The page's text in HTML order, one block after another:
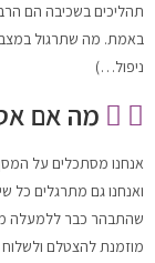
תהליכים בשכיבה הם
באמת. מה שתרגול
ניפול…)
מה אם
אנחנו מסתכלים על
ואנחנו גם מתרגלים כל
מוזמנת להצטלם